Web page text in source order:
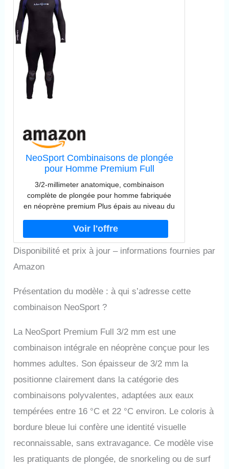
NeoSport Combinaisons de plongée
pour Homme Premium Full
Combinaison en néoprène 3/2 mm,
Homme, Bordure Bleue
3/2-millimeter anatomique, combinaison
complète de plongée pour homme fabriquée
en néoprène premium Plus épais au niveau du
jambes pour la mobilité Facile sur le col avec
fermeture Éclair en arrière YKK, Velcro
réglable, et lycra ajustée au niveau du poignet
knee-pads protègent une zones Coutures
intersections pour une longue durée de vie.
Disponibilité et prix à jour – informations fournies par
Amazon
Présentation du modèle : à qui s’adresse cette
combinaison NeoSport ?
La NeoSport Premium Full 3/2 mm est une
combinaison intégrale en néoprène conçue pour les
hommes adultes. Son épaisseur de 3/2 mm la
positionne clairement dans la catégorie des
combinaisons polyvalentes, adaptées aux eaux
tempérées entre 16 °C et 22 °C environ. Le coloris à
bordure bleue lui confère une identité visuelle
reconnaissable, sans extravagance. Ce modèle vise
les pratiquants de plongée, de snorkeling ou de surf